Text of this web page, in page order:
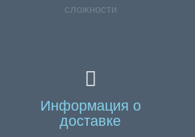
сложности
Информация о
доставке